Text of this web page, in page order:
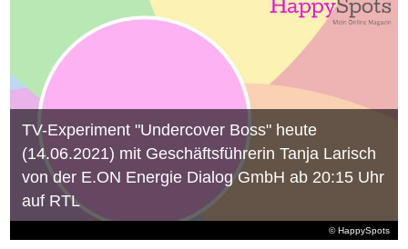
© HappySpots
TV-Experiment "Undercover Boss" heute
(14.06.2021) mit Geschäftsführerin Tanja Larisch
von der E.ON Energie Dialog GmbH ab 20:15 Uhr
auf RTL